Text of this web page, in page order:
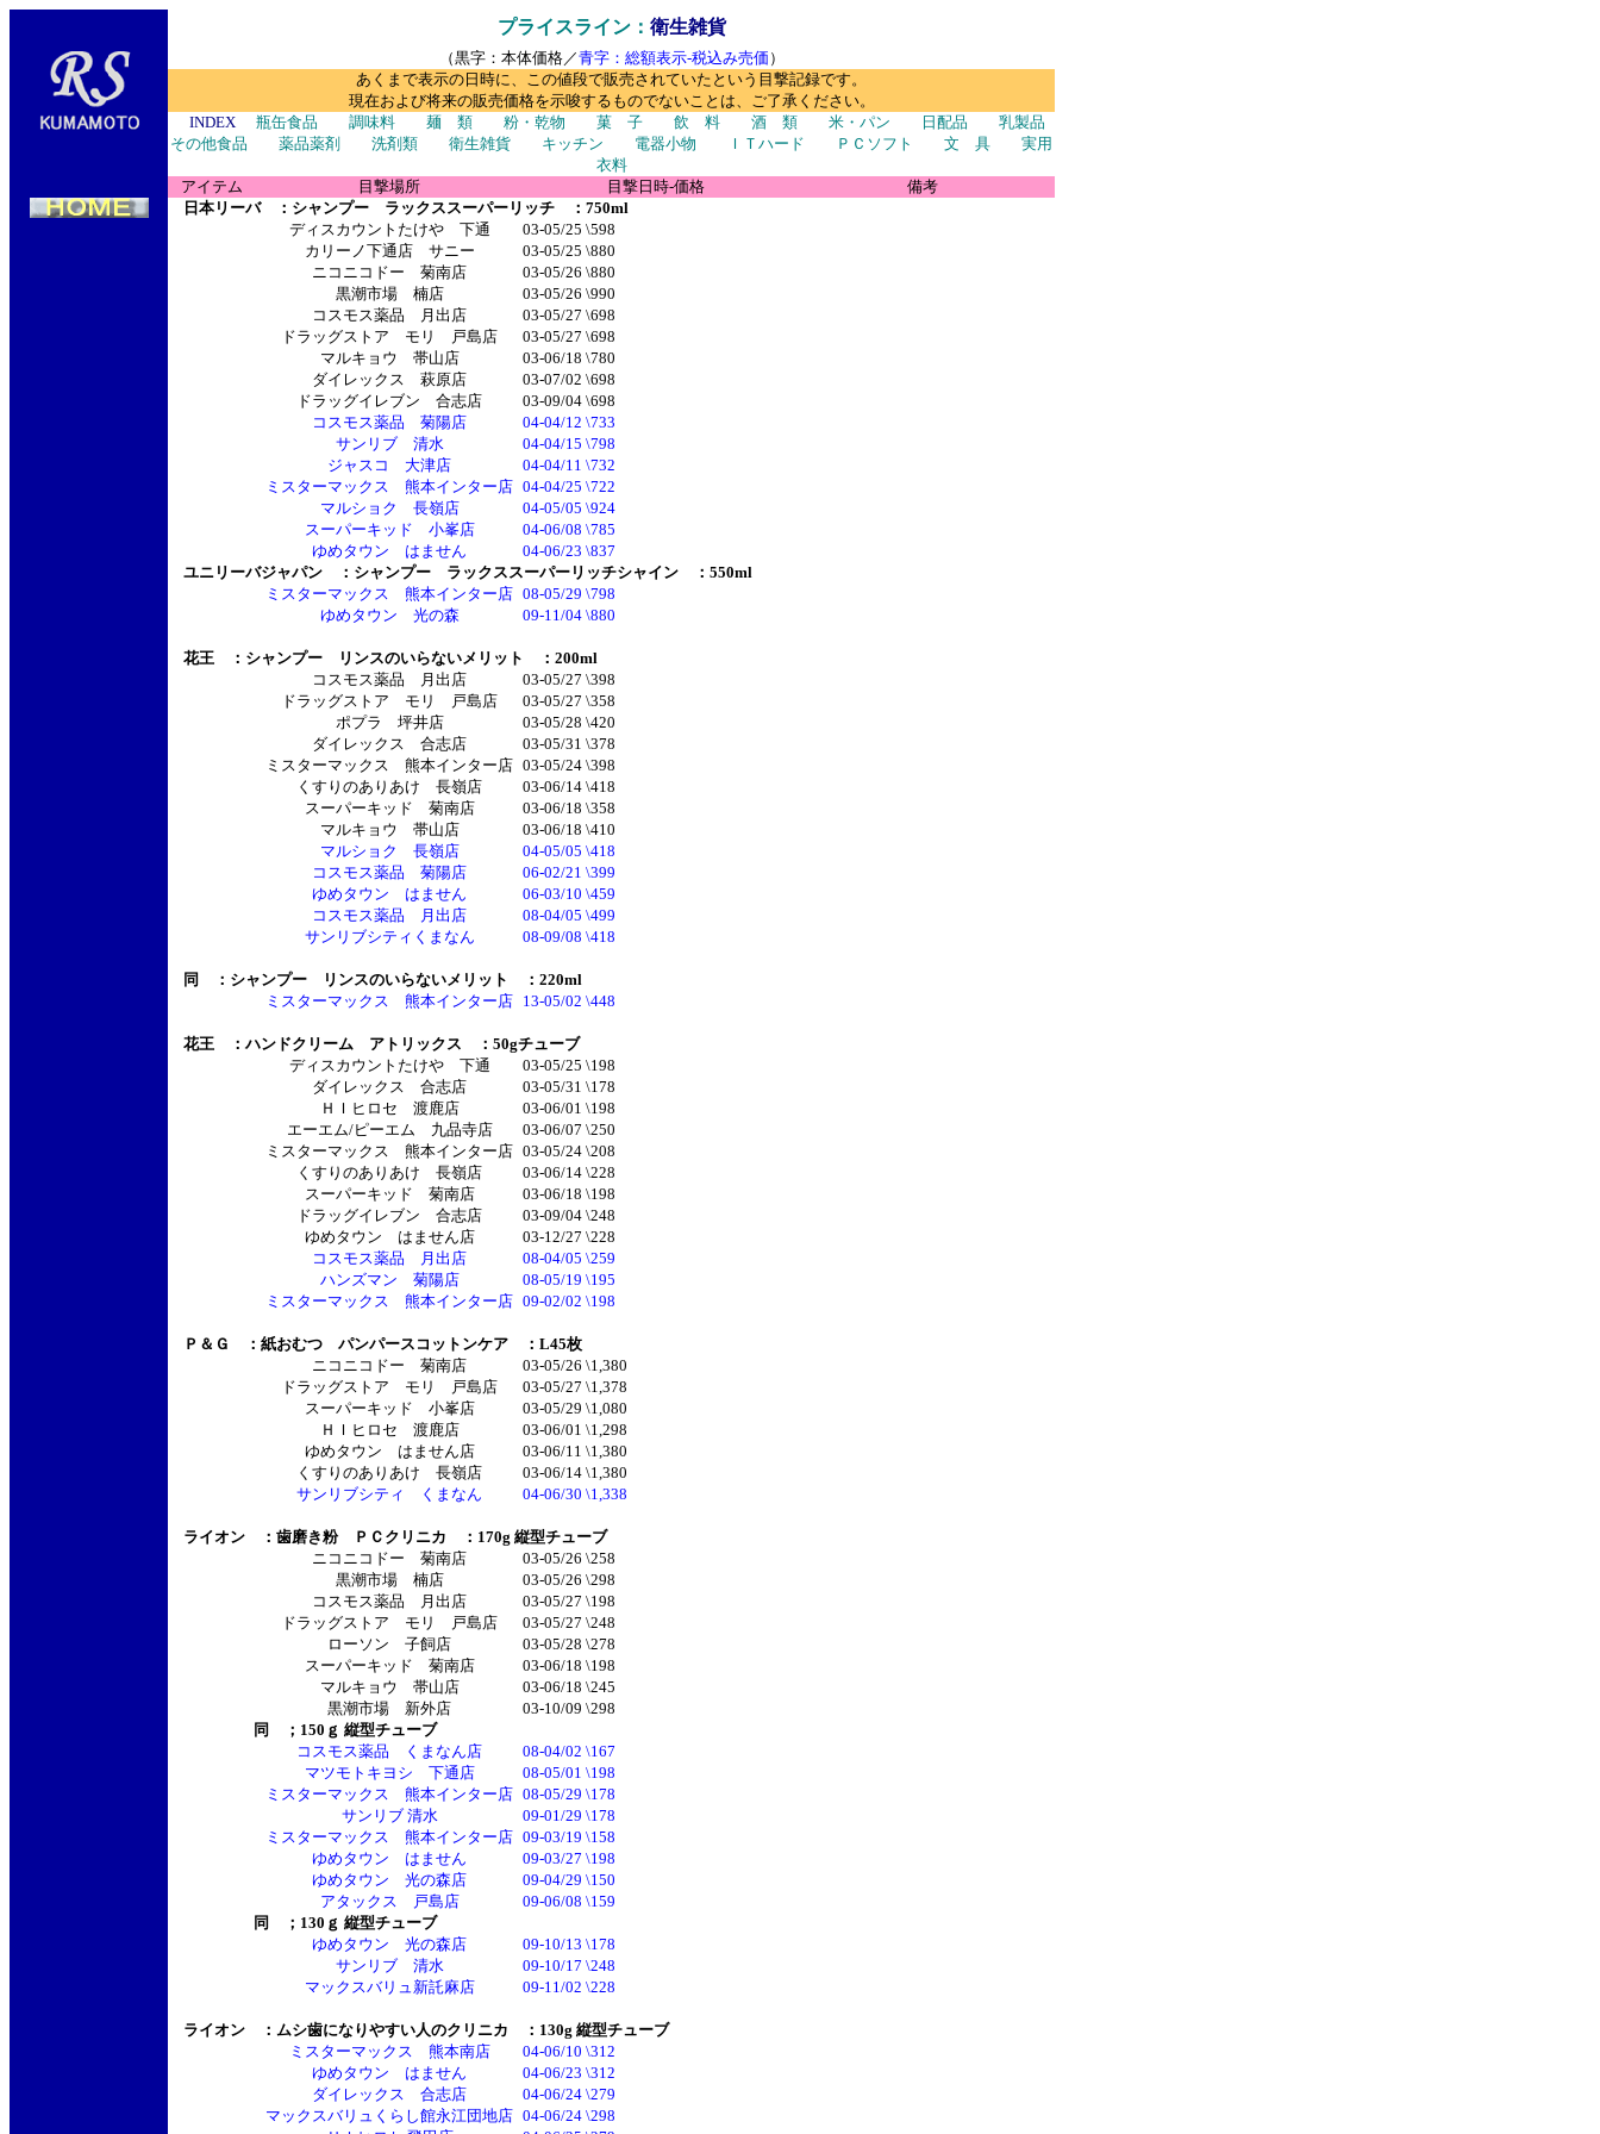
プライスライン： 衛生雑貨
（黒字：本体価格／青字：総額表示-税込み売価 ）
あくまで表示の日時に、この値段で販売されていたという目撃記録です。
現在および将来の販売価格を示唆するものでないことは、ご了承ください。
INDEX
瓶缶食品 調味料 麺 類 粉・乾物 菓 子 飲 料 酒 類 米・パン 日配品
乳製品
その他食品
薬品薬剤 洗剤類 衛生雑貨 キッチン 電器小物 ＩＴハード ＰＣソフト 文 具
実用
衣料
アイテム
目撃場所 目撃日時-価格
備考
日本リーバ ：シャンプー ラックススーパーリッチ ：750ml
ディスカウントたけや 下通
03-05/25 \598
カリーノ下通店 サニー
03-05/25 \880
ニコニコドー 菊南店
03-05/26 \880
黒潮市場 楠店
03-05/26 \990
コスモス薬品 月出店
03-05/27 \698
ドラッグストア モリ 戸島店
03-05/27 \698
マルキョウ 帯山店
03-06/18 \780
ダイレックス 萩原店
03-07/02 \698
ドラッグイレブン 合志店
03-09/04 \698
コスモス薬品 菊陽店
04-04/12 \733
サンリブ 清水
04-04/15 \798
ジャスコ 大津店
04-04/11 \732
ミスターマックス 熊本インター店 04-04/25 \722
マルショク 長嶺店
04-05/05 \924
スーパーキッド 小峯店
04-06/08 \785
ゆめタウン はません
04-06/23 \837
ユニリーバジャパン ： シャンプー ラックススーパーリッチシャイン ：550ml
ミスターマックス 熊本インター店 08-05/29 \798
ゆめタウン 光の森
09-11/04 \880
花王 ：シャンプー リンスのいらないメリット ：200ml
コスモス薬品 月出店
03-05/27 \398
ドラッグストア モリ 戸島店
03-05/27 \358
ポプラ 坪井店
03-05/28 \420
ダイレックス 合志店
03-05/31 \378
ミスターマックス 熊本インター店 03-05/24 \398
くすりのありあけ 長嶺店
03-06/14 \418
スーパーキッド 菊南店
03-06/18 \358
マルキョウ 帯山店
03-06/18 \410
マルショク 長嶺店
04-05/05 \418
コスモス薬品 菊陽店
06-02/21 \399
ゆめタウン はません
06-03/10 \459
コスモス薬品 月出店
08-04/05 \499
サンリブシティくまなん
08-09/08 \418
同 ：シャンプー リンスのいらないメリット ：220ml
ミスターマックス 熊本インター店 13-05/02 \448
花王 ：ハンドクリーム アトリックス ：50gチューブ
ディスカウントたけや 下通
03-05/25 \198
ダイレックス 合志店
03-05/31 \178
ＨＩヒロセ 渡鹿店
03-06/01 \198
エーエム/ピーエム 九品寺店
03-06/07 \250
ミスターマックス 熊本インター店 03-05/24 \208
くすりのありあけ 長嶺店
03-06/14 \228
スーパーキッド 菊南店
03-06/18 \198
ドラッグイレブン 合志店
03-09/04 \248
ゆめタウン はません店
03-12/27 \228
コスモス薬品 月出店
08-04/05 \259
ハンズマン 菊陽店
08-05/19 \195
ミスターマックス 熊本インター店 09-02/02 \198
Ｐ＆Ｇ ：紙おむつ パンパースコットンケア ：L45枚
ニコニコドー 菊南店
03-05/26 \1,380
ドラッグストア モリ 戸島店
03-05/27 \1,378
スーパーキッド 小峯店
03-05/29 \1,080
ＨＩヒロセ 渡鹿店
03-06/01 \1,298
ゆめタウン はません店
03-06/11 \1,380
くすりのありあけ 長嶺店
03-06/14 \1,380
サンリブシティ くまなん
04-06/30 \1,338
ライオン ：歯磨き粉 ＰＣクリニカ ：170g 縦型チューブ
ニコニコドー 菊南店
03-05/26 \258
黒潮市場 楠店
03-05/26 \298
コスモス薬品 月出店
03-05/27 \198
ドラッグストア モリ 戸島店
03-05/27 \248
ローソン 子飼店
03-05/28 \278
スーパーキッド 菊南店
03-06/18 \198
マルキョウ 帯山店
03-06/18 \245
黒潮市場 新外店
03-10/09 \298
同 ；150ｇ 縦型チューブ
コスモス薬品 くまなん店
08-04/02 \167
マツモトキヨシ 下通店
08-05/01 \198
ミスターマックス 熊本インター店 08-05/29 \178
サンリブ 清水
09-01/29 \178
ミスターマックス 熊本インター店 09-03/19 \158
ゆめタウン はません
09-03/27 \198
ゆめタウン 光の森店
09-04/29 \150
アタックス 戸島店
09-06/08 \159
同 ；130ｇ 縦型チューブ
ゆめタウン 光の森店
09-10/13 \178
サンリブ 清水
09-10/17 \248
マックスバリュ新託麻店
09-11/02 \228
ライオン ：ムシ歯になりやすい人のクリニカ ：130g 縦型チューブ
ミスターマックス 熊本南店
04-06/10 \312
ゆめタウン はません
04-06/23 \312
ダイレックス 合志店
04-06/24 \279
マックスバリュくらし館永江団地店 04-06/24 \298